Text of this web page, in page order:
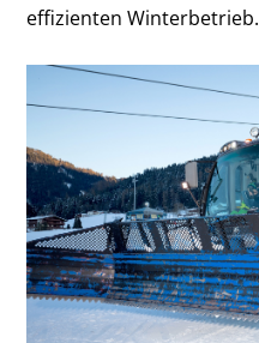
effizienten Winterbetrieb.